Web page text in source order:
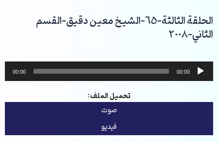
إلى
المحتوى
الحلقة الثالثة-65-الشيخ معين دقيق-القسم
الثاني-2008
مشغل
الصوت
00:00
00:00
تحميل الملف:
صوت
فيديو